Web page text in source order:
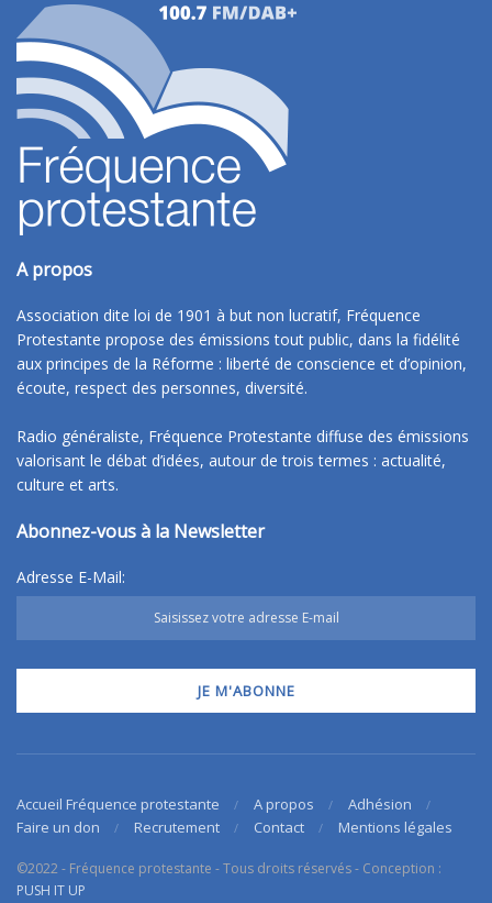
A propos
Association dite loi de 1901 à but non lucratif, Fréquence
Protestante propose des émissions tout public, dans la fidélité
aux principes de la Réforme : liberté de conscience et d’opinion,
écoute, respect des personnes, diversité.
Radio généraliste, Fréquence Protestante diffuse des émissions
valorisant le débat d’idées, autour de trois termes : actualité,
culture et arts.
Abonnez-vous à la Newsletter
Adresse E-Mail:
Accueil Fréquence protestante A propos
Adhésion
Faire un don
Recrutement Contact Mentions légales
©2022 - Fréquence protestante - Tous droits réservés - Conception :
PUSH IT UP